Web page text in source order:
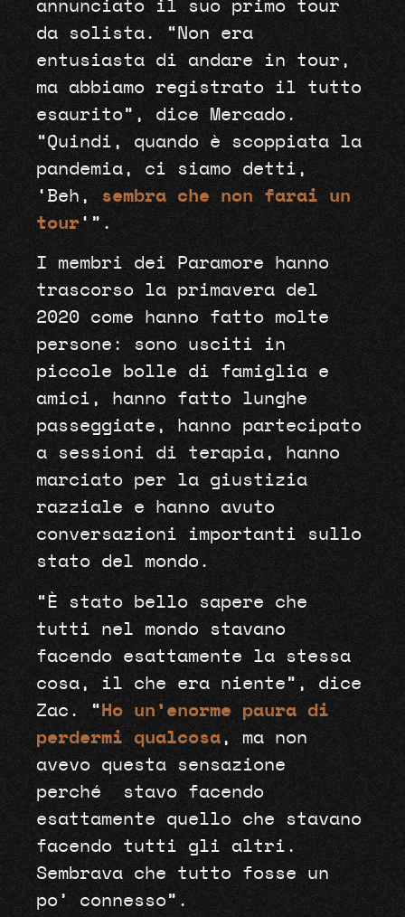
annunciato il suo primo tour
da solista. “Non era
entusiasta di andare in tour,
ma abbiamo registrato il tutto
esaurito”, dice Mercado.
“Quindi, quando è scoppiata la
pandemia, ci siamo detti,
‘Beh,
sembra che non farai un
tour‘”.
I membri dei Paramore hanno
trascorso la primavera del
2020 come hanno fatto molte
persone: sono usciti in
piccole bolle di famiglia e
amici, hanno fatto lunghe
passeggiate, hanno partecipato
a sessioni di terapia, hanno
marciato per la giustizia
razziale e hanno avuto
conversazioni importanti sullo
stato del mondo.
“È stato bello sapere che
tutti nel mondo stavano
facendo esattamente la stessa
cosa, il che era niente”, dice
Zac. “ Ho un’enorme paura di
perdermi qualcosa, ma non
avevo questa sensazione
perché
stavo facendo
esattamente quello che stavano
facendo tutti gli altri.
Sembrava che tutto fosse un
po’ connesso”.